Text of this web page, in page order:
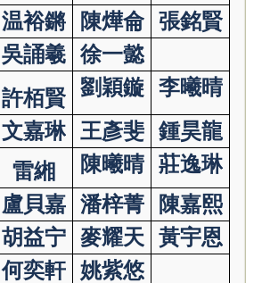
温裕鏘 陳燁侖
張銘賢
吳誦羲
徐一懿
許栢賢 劉穎鏇
李曦晴
文嘉琳
王彥斐
鍾昊龍
雷緗
陳曦晴
莊逸琳
盧貝嘉
潘梓菁
陳嘉熙
胡益宁
麥耀天
黃宇恩
何奕軒
姚紫悠